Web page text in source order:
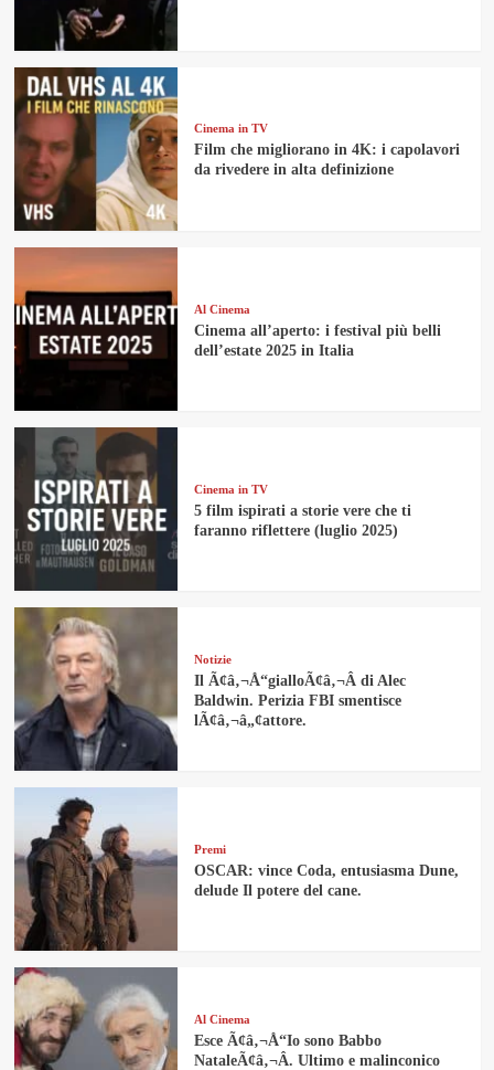
Cinema in TV
Film che migliorano in 4K: i capolavori
da rivedere in alta definizione
Al Cinema
Cinema all’aperto: i festival più belli
dell’estate 2025 in Italia
Cinema in TV
5 film ispirati a storie vere che ti
faranno riflettere (luglio 2025)
Notizie
Il Ã¢â‚¬Å“gialloÃ¢â‚¬Â di Alec
Baldwin. Perizia FBI smentisce
lÃ¢â‚¬â„¢attore.
Premi
OSCAR: vince Coda, entusiasma Dune,
delude Il potere del cane.
Al Cinema
Esce Ã¢â‚¬Å“Io sono Babbo
NataleÃ¢â‚¬Â. Ultimo e malinconico